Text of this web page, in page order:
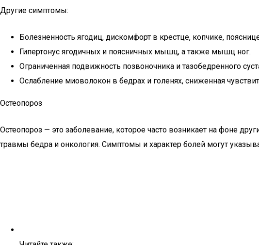
Другие симптомы:
Болезненность ягодиц, дискомфорт в крестце, копчике,
Гипертонус ягодичных и поясничных мышц, а также мышц ног.
Ограниченная подвижность позвоночника и тазобедренного
Ослабление миоволокон в бедрах и голенях, сниженная
Остеопороз
Остеопороз — это заболевание, которое часто возникает на фоне
травмы бедра и онкология. Симптомы и характер болей могут